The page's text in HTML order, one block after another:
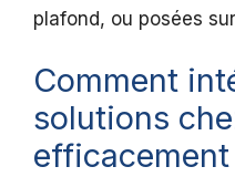
plafond, ou posées
Comment
solutions
efficacement